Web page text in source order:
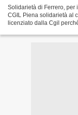
Solidarietà di Ferrero,
CGIL Piena solidarietà al
licenziato dalla Cgil